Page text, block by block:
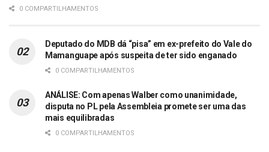
0 COMPARTILHAMENTOS
Deputado do MDB dá “pisa” em ex-prefeito do Vale do
Mamanguape após suspeita de ter sido enganado
0 COMPARTILHAMENTOS
ANÁLISE: Com apenas Walber como unanimidade,
disputa no PL pela Assembleia promete ser uma das
mais equilibradas
0 COMPARTILHAMENTOS